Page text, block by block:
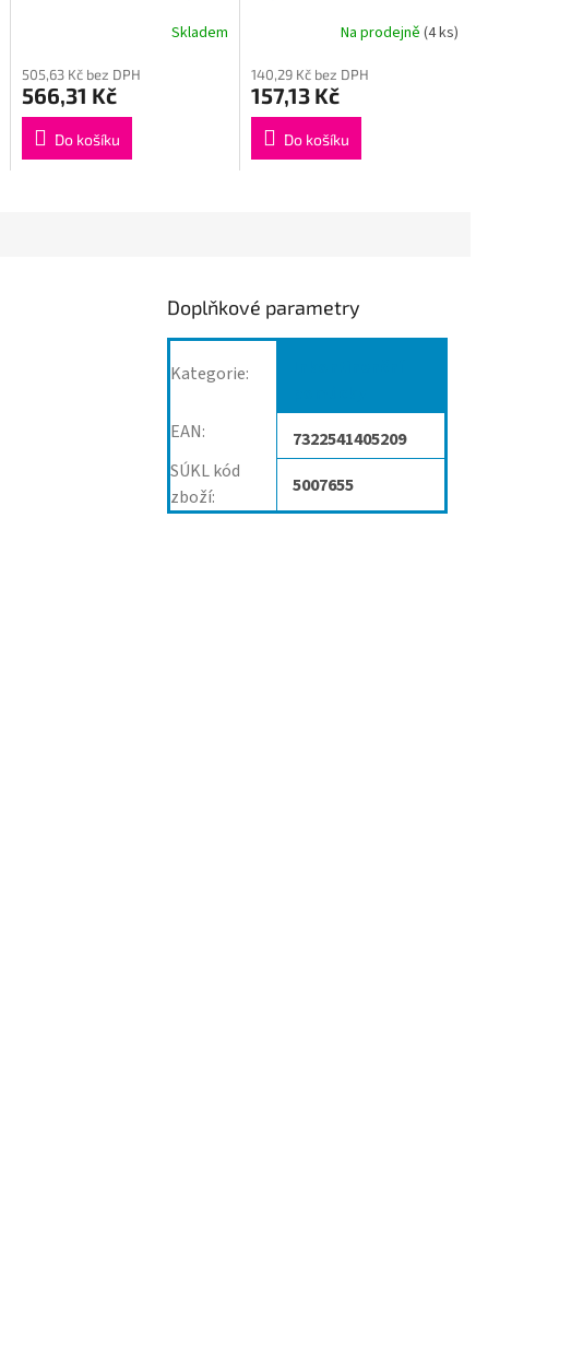
Skladem
505,63 Kč bez DPH
566,31 Kč
Do košíku
Na prodejně (4 ks)
140,29 Kč bez DPH
157,13 Kč
Do košíku
Doplňkové parametry
Kategorie:
EAN:
7322541405209
SÚKL kód
zboží: 5007655